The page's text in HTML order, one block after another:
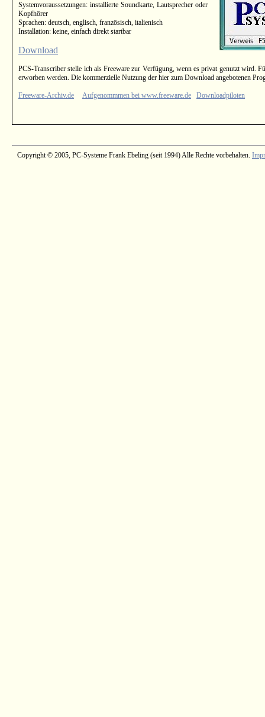
Systemvoraussetzungen: installierte Soundkarte, Lautsprecher oder
Kopfhörer
Sprachen: deutsch, englisch, französisch, italienisch
Installation: keine, einfach direkt startbar
Download
PCS-Transcriber stelle ich als Freeware zur Verfügung, wenn es privat genutzt wird.
erworben werden. Die kommerzielle Nutzung der hier zum Download angebotenen
Freeware-Archiv.de Aufgenommmen bei www.freeware.de Downloadpiloten
Copyright © 2005, PC-Systeme Frank Ebeling (seit 1994) Alle Rechte vorbehalten.